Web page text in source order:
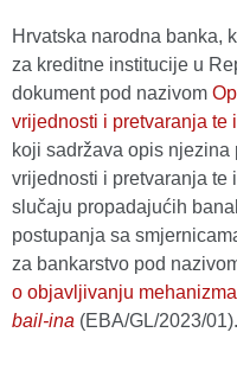
Hrvatska narodna banka,
za kreditne institucije u
dokument pod nazivom
vrijednosti i pretvaranja te
koji sadržava opis
vrijednosti i pretvaranja te
slučaju propadajućih
postupanja sa
za bankarstvo pod
o objavljivanju
bail-ina (EBA/GL/2023/01).